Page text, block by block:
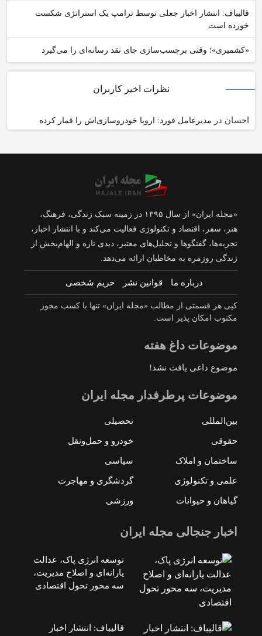
قالیباف: انتشار اخبار جعلی توسط ترامپ یک استراتژی شکست
خورده است
«کشمیری»؛ وقتی برچسب‌سازی جای نقد رسانه‌ای را می‌گیرد
نظرات اخیر کاربران
احسان در مدیرعامل فورد: اروپا خودروسازی‌اش را قمار کرده
«مجله ایران» از سال ۱۳۹۵ در زمینه سبک زندگی، فرهنگ،
هنر، سفر، اقتصاد و تکنولوژی فعالیت می‌کند و با انتشار اخبار،
تجربه‌ها، گفتگوها و تحلیل‌های معتبر، دیدی تازه و الهام‌بخش از
زندگی روزمره به مخاطبان ارائه می‌دهد.
درباره ما قوانین نشر حریم شخصی
کپی هر قسمتی از مطالب «مجله ایران» تنها با کسب مجوز
مکتوب امکان پذیر است.
موضوعات داغ هفته
موضوع داغی یافت نشد!
موضوعات پرطرفدار مجله ایران
بین‌المللی تحصیلی
حقوقی خودرو و حمل‌و‌نقل
ساختمان و املاک سیاسی
علمی و تکنولوژی گردشگری و مهاجرت
گیاهان و حیوانات ورزشی
اخبار جنجالی مجله ایران
توسعه انرژی پاک، عدالت
یارانه‌ای و اصلاح مدیریت،
سه محور تحول اقتصادی
قالیباف: انتشار اخبار